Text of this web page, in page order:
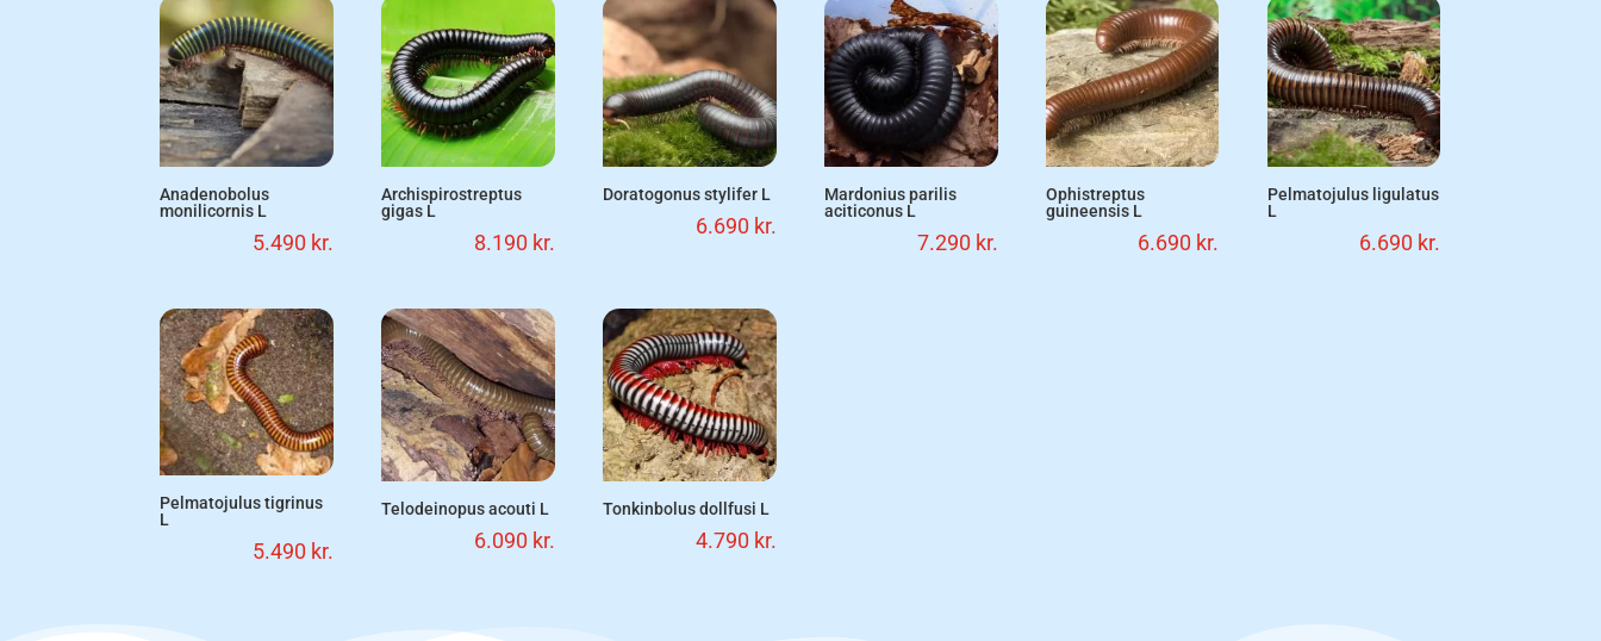
Anadenobolus
monilicornis L
5.490 kr.
Archispirostreptus
gigas L
8.190 kr.
Doratogonus stylifer L
6.690 kr.
Mardonius parilis
aciticonus L
7.290 kr.
Ophistreptus
guineensis L
6.690 kr.
Pelmatojulus ligulatus
L
6.690 kr.
Pelmatojulus tigrinus
L
5.490 kr.
Telodeinopus acouti L
6.090 kr.
Tonkinbolus dollfusi L
4.790 kr.